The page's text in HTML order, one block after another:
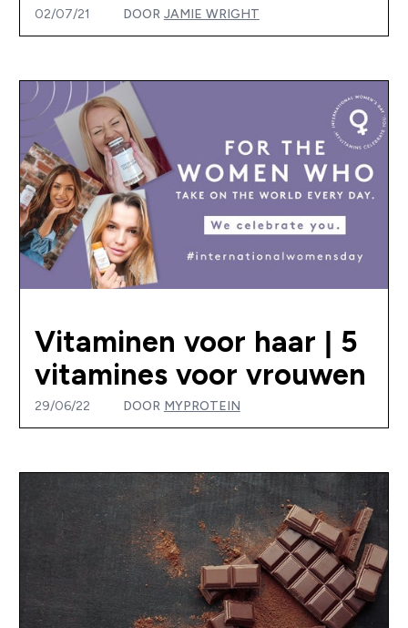
02/07/21 DOOR JAMIE WRIGHT
Vitaminen voor haar | 5
vitamines voor vrouwen
29/06/22 DOOR MYPROTEIN